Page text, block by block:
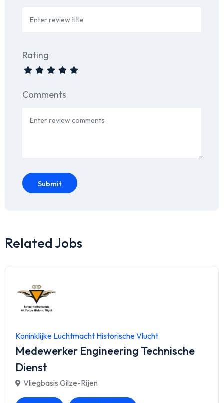
Rating
Comments
Submit
Related Jobs
Koninklijke Luchtmacht Historische Vlucht
Medewerker Engineering Technische
Dienst
Vliegbasis Gilze-Rijen